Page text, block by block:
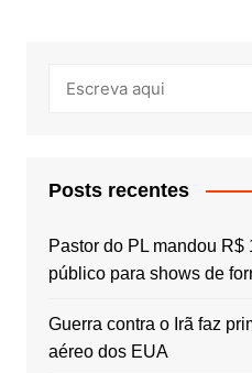
Posts recentes
Pastor do PL mandou
público para shows de
Guerra contra o Irã faz
aéreo dos EUA